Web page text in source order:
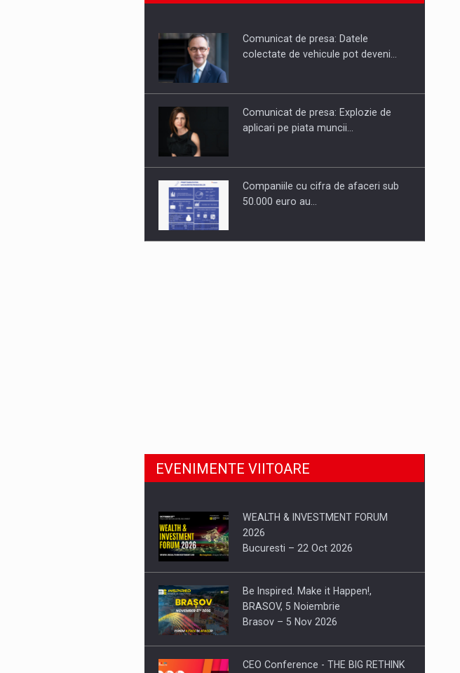
PUTTING ROMANIAN CORPORATE
Comunicat de presa: Datele
colectate de vehicule pot deveni…
Comunicat de presa: Explozie de
aplicari pe piata muncii…
Companiile cu cifra de afaceri sub
50.000 euro au…
EVENIMENTE VIITOARE
WEALTH & INVESTMENT FORUM
2026
Bucuresti – 22 Oct 2026
Be Inspired. Make it Happen!,
BRASOV, 5 Noiembrie
Brasov – 5 Nov 2026
CEO Conference - THE BIG RETHINK